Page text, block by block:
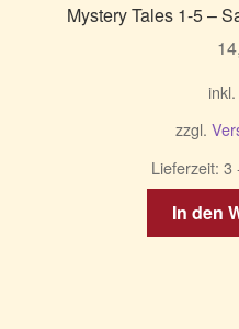
Mystery Tales 1-5 –
zzgl.
Lieferzeit: 3
In den